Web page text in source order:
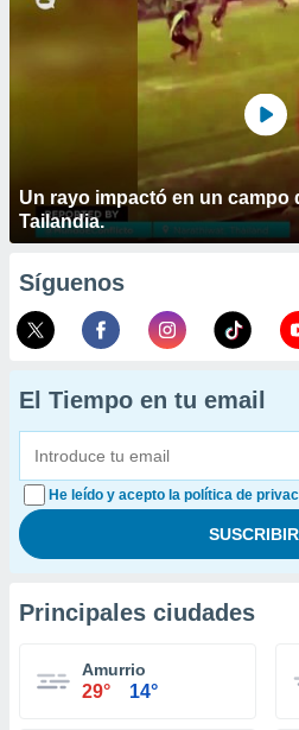
Un rayo impactó en un campo
Tailandia.
Síguenos
El Tiempo en tu email
He leído y acepto la política de
Principales ciudades
Amurrio
29° 14°